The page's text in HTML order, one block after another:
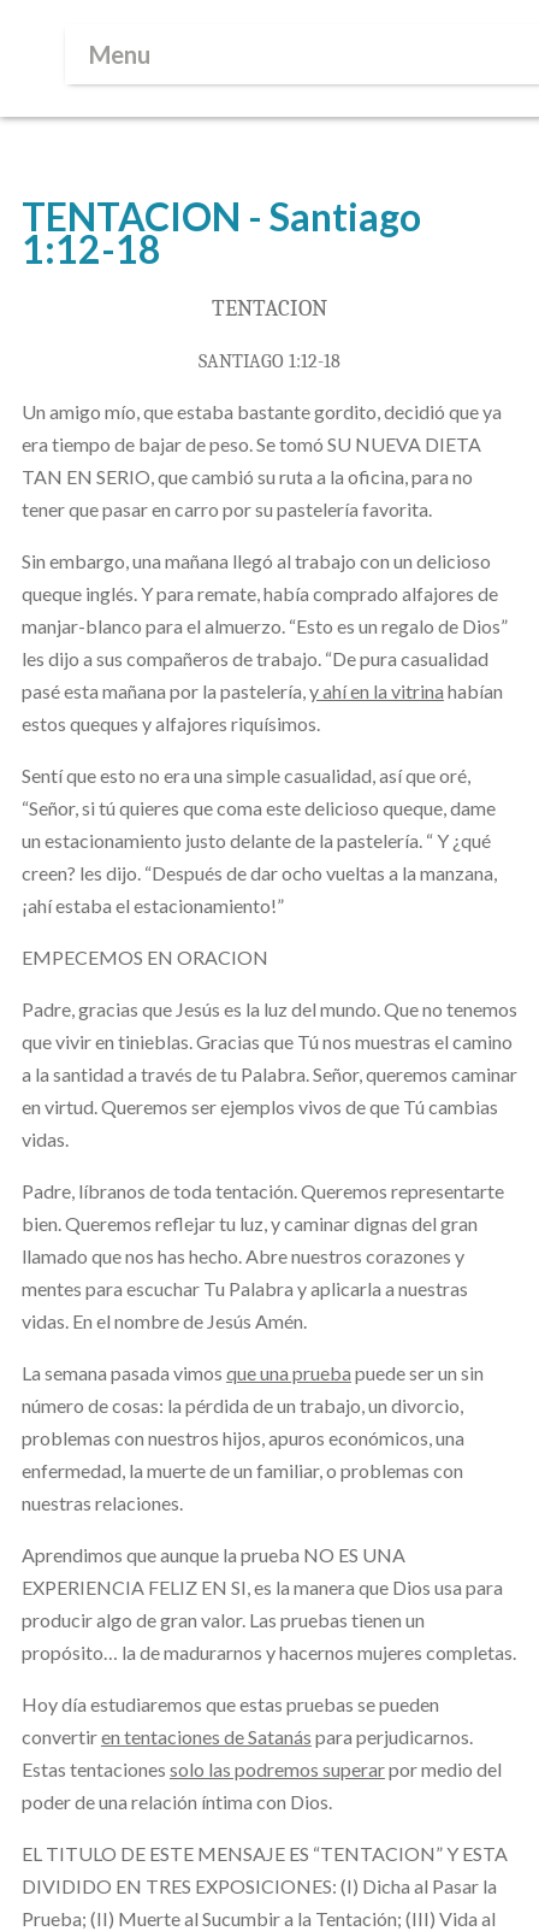
Menu
TENTACION - Santiago
1:12-18
TENTACION
SANTIAGO 1:12-18
Un amigo mío, que estaba bastante gordito, decidió que ya
era tiempo de bajar de peso. Se tomó SU NUEVA DIETA
TAN EN SERIO,que cambió su ruta a la oficina, para no
tener que pasar en carro por su pastelería favorita.
Sin embargo, una mañana llegó al trabajo con un delicioso
queque inglés. Y para remate, había comprado alfajores de
manjar-blanco para el almuerzo. “Esto es un regalo de Dios”
les dijo a sus compañeros de trabajo. “De pura casualidad
pasé esta mañana por la pastelería,y ahí en la vitrina habían
estos queques y alfajores riquísimos.
Sentí que esto no era una simple casualidad, así que oré,
“Señor, si tú quieres que coma este delicioso queque, dame
un estacionamiento justo delante de la pastelería. “ Y ¿qué
creen? les dijo. “Después de dar ocho vueltas a la manzana,
¡ahí estaba el estacionamiento!”
EMPECEMOS EN ORACION
Padre, gracias que Jesús es la luz del mundo. Que no tenemos
que vivir en tinieblas. Gracias que Tú nos muestras el camino
a la santidad a través de tu Palabra. Señor, queremos caminar
en virtud. Queremos ser ejemplos vivos de que Tú cambias
vidas.
Padre, líbranos de toda tentación. Queremos representarte
bien. Queremos reflejar tu luz, y caminar dignas del gran
llamado que nos has hecho. Abre nuestros corazones y
mentes para escuchar Tu Palabra y aplicarla a nuestras
vidas. En el nombre de Jesús Amén.
La semana pasada vimos que una prueba puede ser un sin
número de cosas: la pérdida de un trabajo, un divorcio,
problemas con nuestros hijos, apuros económicos, una
enfermedad, la muerte de un familiar, o problemas con
nuestras relaciones.
Aprendimos que aunque la prueba NO ES UNA
EXPERIENCIA FELIZ EN SI, es la manera que Dios usa para
producir algo de gran valor. Las pruebas tienen un
propósito… la de madurarnos y hacernos mujeres completas.
Hoy día estudiaremos que estas pruebas se pueden
convertiren tentaciones de Satanás para perjudicarnos.
Estas tentaciones solo las podremos superarpor medio del
poder de una relación íntima con Dios.
EL TITULO DE ESTE MENSAJE ES “TENTACION” Y ESTA
DIVIDIDO EN TRES EXPOSICIONES: (I) Dicha al Pasar la
Prueba; (II) Muerte al Sucumbir a la Tentación; (III) Vida al